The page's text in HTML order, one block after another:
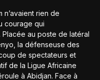
n’avaient rien de
courage qui
au poste de latéral
la défenseuse des
de spectateurs et
de la Ligue Africaine
à Abidjan. Face à